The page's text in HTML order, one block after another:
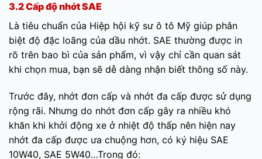
3.2 Cấp độ nhớt SAE
Là tiêu chuẩn của Hiệp hội kỹ sư ô tô Mỹ giúp phân
biệt độ đặc loãng của dầu nhớt. SAE thường được in
rõ trên bao bì của sản phẩm, vì vậy chỉ cần quan sát
khi chọn mua, bạn sẽ dễ dàng nhận biết thông số này.
Trước đây, nhớt đơn cấp và nhớt đa cấp được sử dụng
rộng rãi. Nhưng do nhớt đơn cấp gây ra nhiều khó
khăn khi khởi động xe ở nhiệt độ thấp nên hiện nay
nhớt đa cấp được ưa chuộng hơn, có ký hiệu SAE
10W40, SAE 5W40…Trong đó: